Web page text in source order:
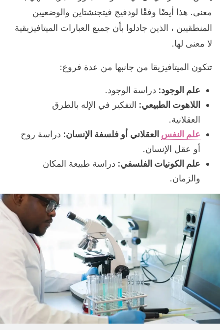
معنى. هذا أيضًا وفقًا لودفيج فيتجنشتاين والوضعيين
المنطقيين ، الذين جادلوا بأن جميع العبارات الميتافيزيقية
لا معنى لها.
تتكون الميتافيزيقا من جانبها من عدة فروع:
علم الوجود: دراسة الوجود.
اللاهوت الطبيعي: التفكير في الإله بالطرق
العقلانية.
علم النفس العقلاني أو فلسفة الإنسان: دراسة روح
أو عقل الإنسان.
علم الكونيات الفلسفي: دراسة طبيعة المكان
والزمان.